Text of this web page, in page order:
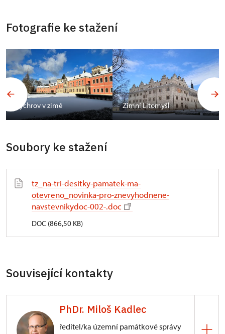
Fotografie ke stažení
Sychrov v zimě Zimní Litomyšl
Soubory ke stažení
tz_na-tri-desitky-pamatek-ma-
otevreno_novinka-pro-znevyhodnene-
navstevnikydoc-002-.doc
DOC (866,50 KB)
Související kontakty
PhDr. Miloš Kadlec
ředitel/ka územní památkové správy